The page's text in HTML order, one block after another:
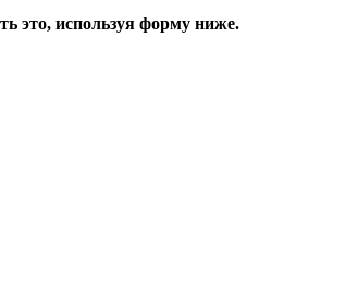
это, используя форму ниже.